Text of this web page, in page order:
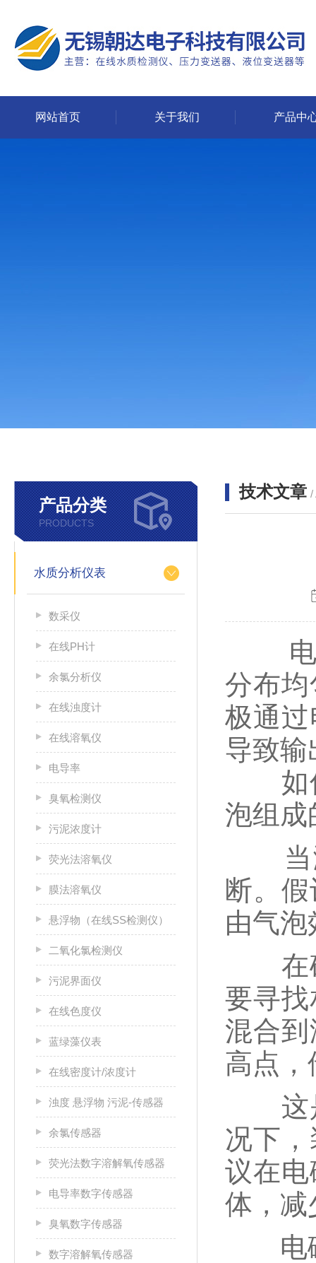
网站首页 关于我们 产品中
产品分类
PRODUCTS
水质分析仪表
数采仪
在线PH计
余氯分析仪
在线浊度计
在线溶氧仪
电导率
臭氧检测仪
污泥浓度计
荧光法溶氧仪
膜法溶氧仪
悬浮物（在线SS检测仪）
二氧化氯检测仪
污泥界面仪
在线色度仪
蓝绿藻仪表
在线密度计/浓度计
浊度 悬浮物 污泥-传感器
余氯传感器
荧光法数字溶解氧传感器
电导率数字传感器
臭氧数字传感器
数字溶解氧传感器
技术文章 /
电磁
分布
极通
导致输
如何
泡组成
当测
断。
由气
在确
要寻
混合
高点，
这是
况下
议在
体，减
电磁